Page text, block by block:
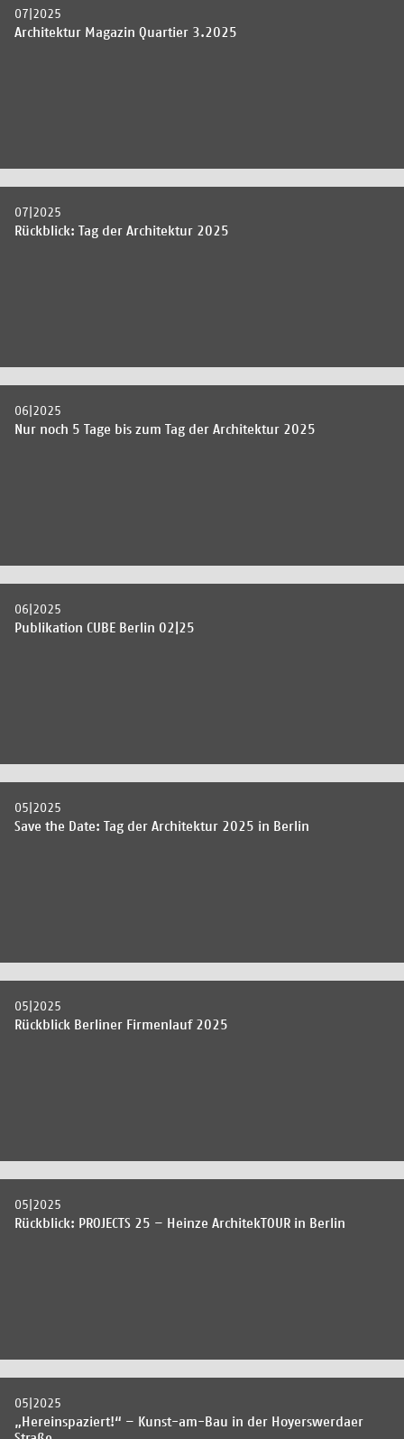
07|2025
Architektur Magazin Quartier 3.2025
07|2025
Rückblick: Tag der Architektur 2025
06|2025
Nur noch 5 Tage bis zum Tag der Architektur 2025
06|2025
Publikation CUBE Berlin 02|25
05|2025
Save the Date: Tag der Architektur 2025 in Berlin
05|2025
Rückblick Berliner Firmenlauf 2025
05|2025
Rückblick: PROJECTS 25 – Heinze ArchitekTOUR in Berlin
05|2025
„Hereinspaziert!“ – Kunst-am-Bau in der Hoyerswerdaer